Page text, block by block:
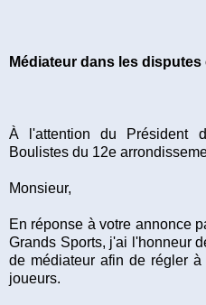
Médiateur dans les
À l'attention du Président
Boulistes du 12e
Monsieur,
En réponse à votre annonce
Grands Sports, j'ai l'honneur
de médiateur afin de régler
joueurs.